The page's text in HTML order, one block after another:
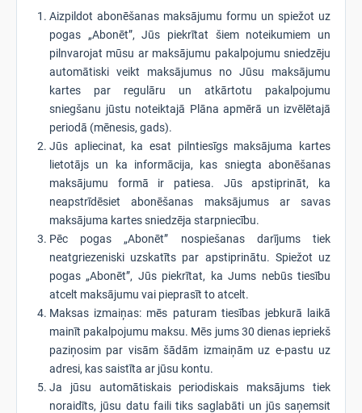
Aizpildot abonēšanas maksājumu formu un spiežot uz
pogas „Abonēt”, Jūs piekrītat šiem noteikumiem un
pilnvarojat mūsu ar maksājumu pakalpojumu sniedzēju
automātiski veikt maksājumus no Jūsu maksājumu
kartes par regulāru un atkārtotu pakalpojumu
sniegšanu jūstu noteiktajā Plāna apmērā un izvēlētajā
periodā (mēnesis, gads).
Jūs apliecinat, ka esat pilntiesīgs maksājuma kartes
lietotājs un ka informācija, kas sniegta abonēšanas
maksājumu formā ir patiesa. Jūs apstiprināt, ka
neapstrīdēsiet abonēšanas maksājumus ar savas
maksājuma kartes sniedzēja starpniecību.
Pēc pogas „Abonēt” nospiešanas darījums tiek
neatgriezeniski uzskatīts par apstiprinātu. Spiežot uz
pogas „Abonēt”, Jūs piekrītat, ka Jums nebūs tiesību
atcelt maksājumu vai pieprasīt to atcelt.
Maksas izmaiņas: mēs paturam tiesības jebkurā laikā
mainīt pakalpojumu maksu. Mēs jums 30 dienas iepriekš
paziņosim par visām šādām izmaiņām uz e-pastu uz
adresi, kas saistīta ar jūsu kontu.
Ja jūsu automātiskais periodiskais maksājums tiek
noraidīts, jūsu datu faili tiks saglabāti un jūs saņemsit